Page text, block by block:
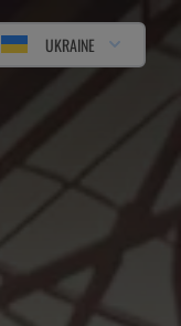
UKRAINE